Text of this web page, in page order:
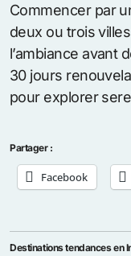
Commencer par
deux ou trois
l’ambiance avant
30 jours
pour explorer
Partager :
Facebook
Destinations tendances en